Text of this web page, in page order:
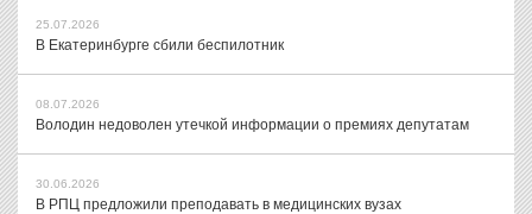
25.07.2026
В Екатеринбурге сбили беспилотник
08.07.2026
Володин недоволен утечкой информации о премиях депутатам
30.06.2026
В РПЦ предложили преподавать в медицинских вузах